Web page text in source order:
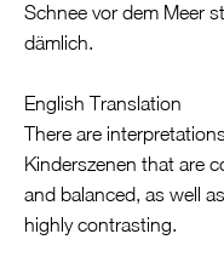
Schnee vor dem Meer
dämlich.
English Translation
There are
Kinderszenen that are
and balanced, as well
highly contrasting.